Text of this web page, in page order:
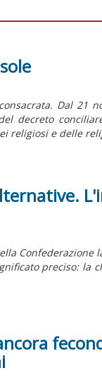
Dal 21
decreto
religiosi e delle
preciso: la